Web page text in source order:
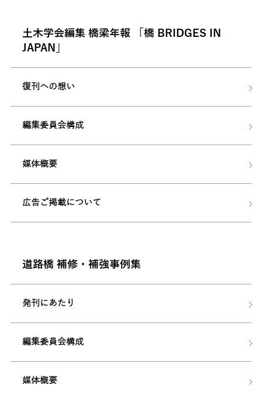
土木学会編集 橋梁年報 「橋 BRIDGES IN
JAPAN」
復刊への想い
編集委員会構成
媒体概要
広告ご掲載について
道路橋 補修・補強事例集
発刊にあたり
編集委員会構成
媒体概要